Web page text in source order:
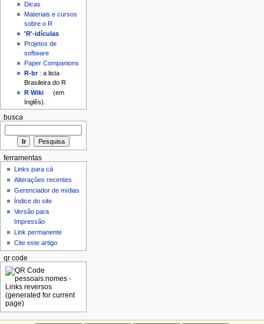
Dicas
Materiais e cursos
sobre o R
'R'-idículas
Projetos de
software
Paper Companions
R-br: a lista
Brasileira do R
R Wiki
(em
Inglês).
busca
ferramentas
Links para cá
Alterações recentes
Gerenciador de mídias
Índice do site
Versão para
Impressão
Link permanente
Cite este artigo
qr code